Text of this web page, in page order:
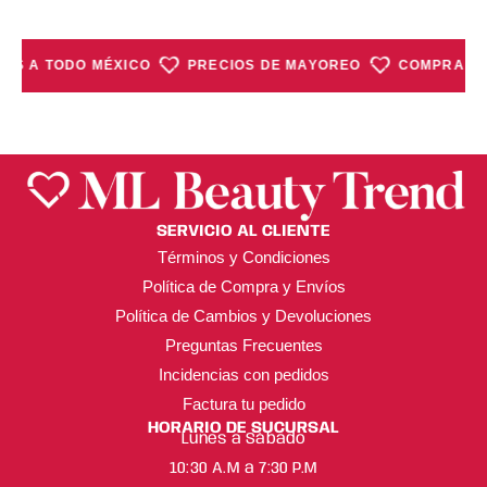
A TODO MÉXICO PRECIOS DE MAYOREO COMPRA
SERVICIO AL CLIENTE
Términos y Condiciones
Política de Compra y Envíos
Política de Cambios y Devoluciones
Preguntas Frecuentes
Incidencias con pedidos
Factura tu pedido
HORARIO DE SUCURSAL
Lunes a Sábado
10:30 A.M a 7:30 P.M